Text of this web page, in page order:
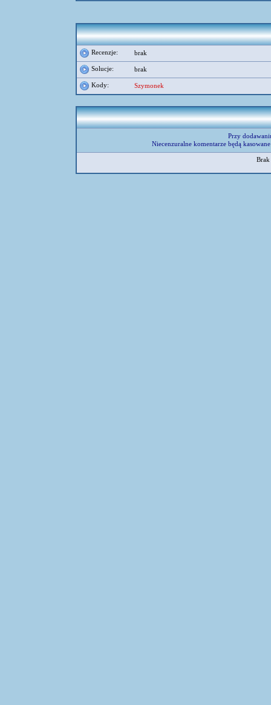
Recenzje: brak
Solucje: brak
Kody: Szymonek
Przy
Niecenzuralne komentarze będą